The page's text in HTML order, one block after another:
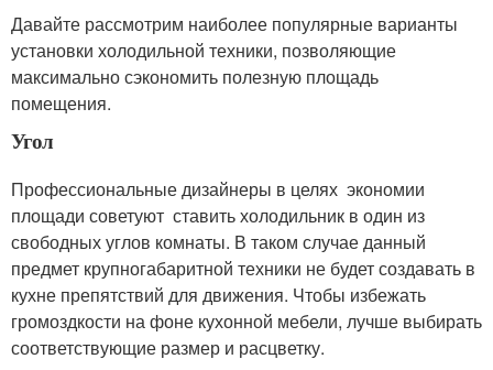
Давайте рассмотрим наиболее популярные варианты
установки холодильной техники, позволяющие
максимально сэкономить полезную площадь
помещения.
Угол
Профессиональные дизайнеры в целях экономии
площади советуют ставить холодильник в один из
свободных углов комнаты. В таком случае данный
предмет крупногабаритной техники не будет создавать в
кухне препятствий для движения. Чтобы избежать
громоздкости на фоне кухонной мебели, лучше выбирать
соответствующие размер и расцветку.